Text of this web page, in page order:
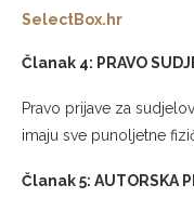
SelectBox.hr
Članak 4: PRAVO
Pravo prijave za
imaju sve punoljetne
Članak 5: AUTORSKA